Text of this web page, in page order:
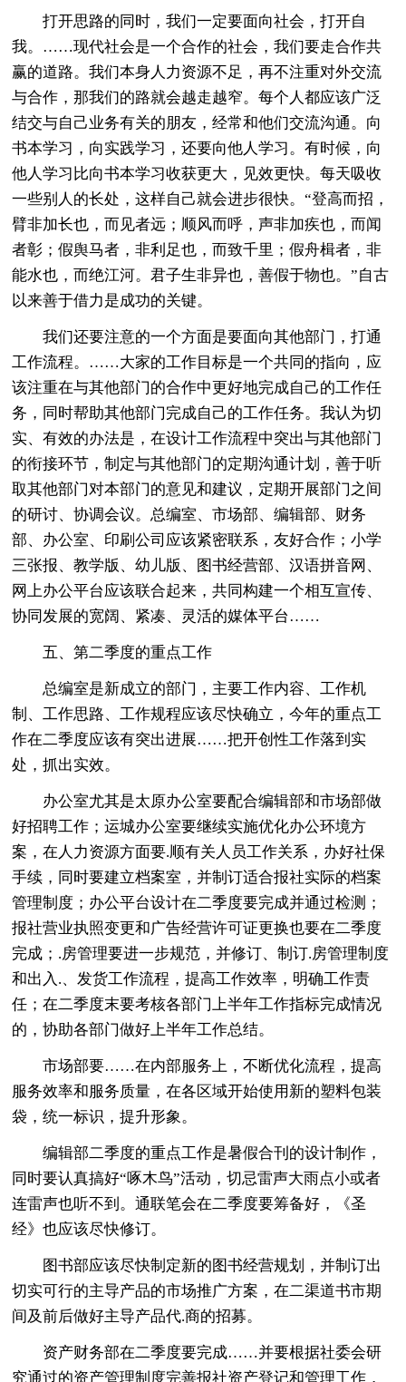
打开思路的同时，我们一定要面向社会，打开自
我。……现代社会是一个合作的社会，我们要走合作共
赢的道路。我们本身人力资源不足，再不注重对外交流
与合作，那我们的路就会越走越窄。每个人都应该广泛
结交与自己业务有关的朋友，经常和他们交流沟通。向
书本学习，向实践学习，还要向他人学习。有时候，向
他人学习比向书本学习收获更大，见效更快。每天吸收
一些别人的长处，这样自己就会进步很快。“登高而招，
臂非加长也，而见者远；顺风而呼，声非加疾也，而闻
者彰；假舆马者，非利足也，而致千里；假舟楫者，非
能水也，而绝江河。君子生非异也，善假于物也。”自古
以来善于借力是成功的关键。
我们还要注意的一个方面是要面向其他部门，打通
工作流程。……大家的工作目标是一个共同的指向，应
该注重在与其他部门的合作中更好地完成自己的工作任
务，同时帮助其他部门完成自己的工作任务。我认为切
实、有效的办法是，在设计工作流程中突出与其他部门
的衔接环节，制定与其他部门的定期沟通计划，善于听
取其他部门对本部门的意见和建议，定期开展部门之间
的研讨、协调会议。总编室、市场部、编辑部、财务
部、办公室、印刷公司应该紧密联系，友好合作；小学
三张报、教学版、幼儿版、图书经营部、汉语拼音网、
网上办公平台应该联合起来，共同构建一个相互宣传、
协同发展的宽阔、紧凑、灵活的媒体平台……
五、第二季度的重点工作
总编室是新成立的部门，主要工作内容、工作机
制、工作思路、工作规程应该尽快确立，今年的重点工
作在二季度应该有突出进展……把开创性工作落到实
处，抓出实效。
办公室尤其是太原办公室要配合编辑部和市场部做
好招聘工作；运城办公室要继续实施优化办公环境方
案，在人力资源方面要.顺有关人员工作关系，办好社保
手续，同时要建立档案室，并制订适合报社实际的档案
管理制度；办公平台设计在二季度要完成并通过检测；
报社营业执照变更和广告经营许可证更换也要在二季度
完成；.房管理要进一步规范，并修订、制订.房管理制度
和出入.、发货工作流程，提高工作效率，明确工作责
任；在二季度末要考核各部门上半年工作指标完成情况
的，协助各部门做好上半年工作总结。
市场部要……在内部服务上，不断优化流程，提高
服务效率和服务质量，在各区域开始使用新的塑料包装
袋，统一标识，提升形象。
编辑部二季度的重点工作是暑假合刊的设计制作，
同时要认真搞好“啄木鸟”活动，切忌雷声大雨点小或者
连雷声也听不到。通联笔会在二季度要筹备好，《圣
经》也应该尽快修订。
图书部应该尽快制定新的图书经营规划，并制订出
切实可行的主导产品的市场推广方案，在二渠道书市期
间及前后做好主导产品代.商的招募。
资产财务部在二季度要完成……并要根据社委会研
究通过的资产管理制度完善报社资产登记和管理工作，